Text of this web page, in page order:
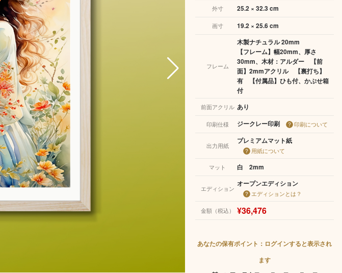
外寸 25.2 × 32.3 cm
画寸 19.2 × 25.6 cm
フレーム
木製ナチュラル 20mm
【フレーム】幅20mm、厚さ
30mm、木材：アルダー 【前
面】2mmアクリル 【裏打ち】
有 【付属品】ひも付、かぶせ箱
付
前面アクリル あり
印刷仕様 ジークレー印刷 印刷について
出力用紙
プレミアムマット紙
用紙について
マット
白 2mm
エディション
オープンエディション
エディションとは？
金額（税込） ¥36,476
あなたの保有ポイント：ログインすると表示され
ます